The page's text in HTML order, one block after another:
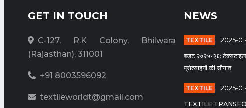
GET IN TOUCH
C-127, R.K Colony, Bhilwara
(Rajasthan), 311001
+91 8003596092
textileworldt@gmail.com
NEWS
TEXTILE 2025-
बजट २०२५-२६:
प्रोत्साहनों की सौगात
TEXTILE 2025-
TEXTILE